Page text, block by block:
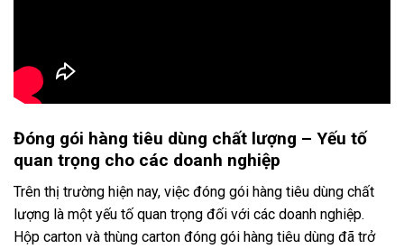
Đóng gói hàng tiêu dùng chất lượng – Yếu tố
quan trọng cho các doanh nghiệp
Trên thị trường hiện nay, việc đóng gói hàng tiêu dùng chất
lượng là một yếu tố quan trọng đối với các doanh nghiệp.
Hộp carton và thùng carton đóng gói hàng tiêu dùng đã trở